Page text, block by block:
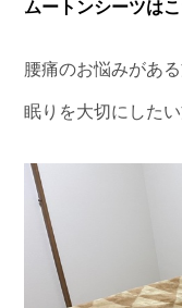
ムートンシーツは
腰痛のお悩みがあ
眠りを大切にした